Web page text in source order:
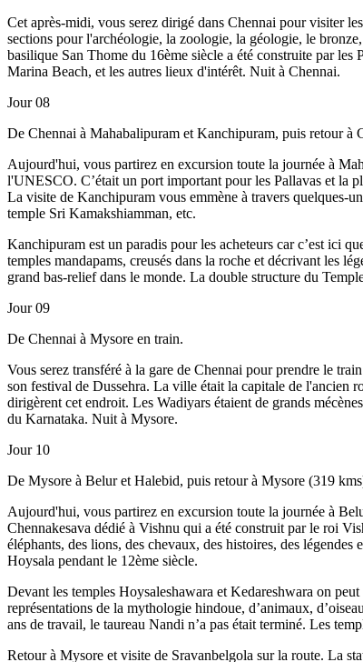
Cet après-midi, vous serez dirigé dans Chennai pour visiter
sections pour l'archéologie, la zoologie, la géologie, le
basilique San Thome du 16ème siècle a été construite par
Marina Beach, et les autres lieux d'intérêt. Nuit à Chennai.
Jour 08
De Chennai à Mahabalipuram et Kanchipuram, puis retour à
Aujourd'hui, vous partirez en excursion toute la journée à
l'UNESCO. C’était un port important pour les Pallavas et la
La visite de Kanchipuram vous emmène à travers quelques-
temple Sri Kamakshiamman, etc.
Kanchipuram est un paradis pour les acheteurs car c’est ici
temples mandapams, creusés dans la roche et décrivant les
grand bas-relief dans le monde. La double structure du
Jour 09
De Chennai à Mysore en train.
Vous serez transféré à la gare de Chennai pour prendre le
son festival de Dussehra. La ville était la capitale de l'ancien
dirigèrent cet endroit. Les Wadiyars étaient de grands
du Karnataka. Nuit à Mysore.
Jour 10
De Mysore à Belur et Halebid, puis retour à Mysore (319
Aujourd'hui, vous partirez en excursion toute la journée à
Chennakesava dédié à Vishnu qui a été construit par le roi
éléphants, des lions, des chevaux, des histoires, des
Hoysala pendant le 12ème siècle.
Devant les temples Hoysaleshawara et Kedareshwara on
représentations de la mythologie hindoue, d’animaux,
ans de travail, le taureau Nandi n’a pas était terminé. Les
Retour à Mysore et visite de Sravanbelgola sur la route. La